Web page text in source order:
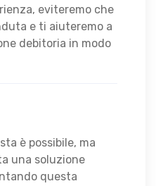
eviteremo che
e ti aiuteremo a
debitoria in modo
è possibile, ma
una soluzione
questa